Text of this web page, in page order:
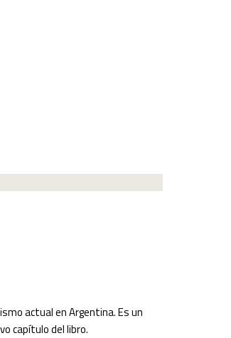
actual en Argentina. Es un
capítulo del libro.